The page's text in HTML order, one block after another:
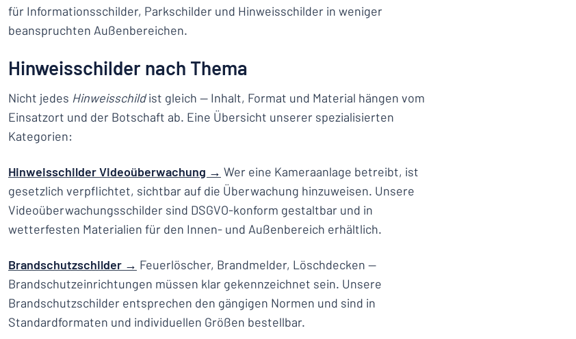
für Informationsschilder, Parkschilder und Hinweisschilder in weniger
beanspruchten Außenbereichen.
Hinweisschilder nach Thema
Nicht jedes Hinweisschildist gleich — Inhalt, Format und Material hängen vom
Einsatzort und der Botschaft ab. Eine Übersicht unserer spezialisierten
Kategorien:
Hinweisschilder Videoüberwachung → Wer eine Kameraanlage betreibt, ist
gesetzlich verpflichtet, sichtbar auf die Überwachung hinzuweisen. Unsere
Videoüberwachungsschilder sind DSGVO-konform gestaltbar und in
wetterfesten Materialien für den Innen- und Außenbereich erhältlich.
Brandschutzschilder → Feuerlöscher, Brandmelder, Löschdecken —
Brandschutzeinrichtungen müssen klar gekennzeichnet sein. Unsere
Brandschutzschilder entsprechen den gängigen Normen und sind in
Standardformaten und individuellen Größen bestellbar.